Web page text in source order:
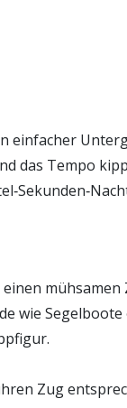
einfacher
das Tempo
mühsamen
wie Segelboote
Zug